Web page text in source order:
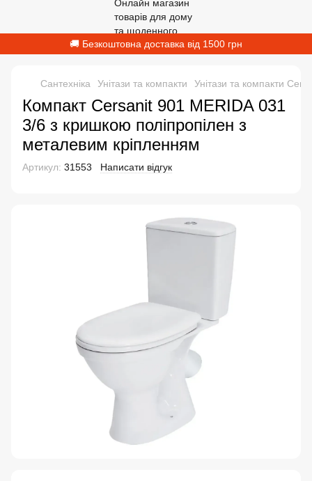
🚚 Безкоштовна доставка від 1500 грн
Сантехніка Унітази та компакти Унітази та компакти
Компакт Cersanit 901 MERIDA 031
3/6 з кришкою поліпропілен з
металевим кріпленням
Артикул: 31553 Написати відгук